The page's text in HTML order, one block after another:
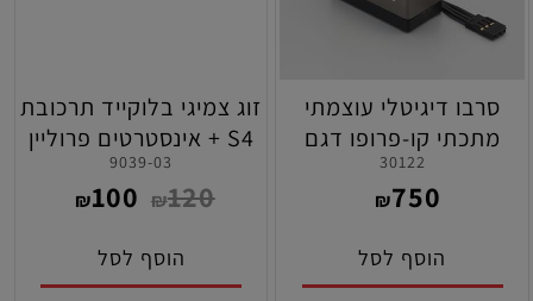
סרבו דיגיטלי עוצמתי
מתכתי קו-פרופו דגם
30122
30122
₪750
הוסף לסל
זוג צמיגי בלוקייד תרכובת
S4 + אינסטרטים פרוליין
9039-03
₪120
₪100
הוסף לסל